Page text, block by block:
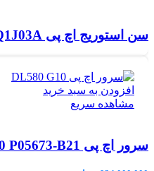
سن استوریج اچ پی MSA 2052 SFF Q1J03A
افزودن به سبد خرید
مشاهده سریع
سرور اچ پی DL580 Gen10 P05673-B21